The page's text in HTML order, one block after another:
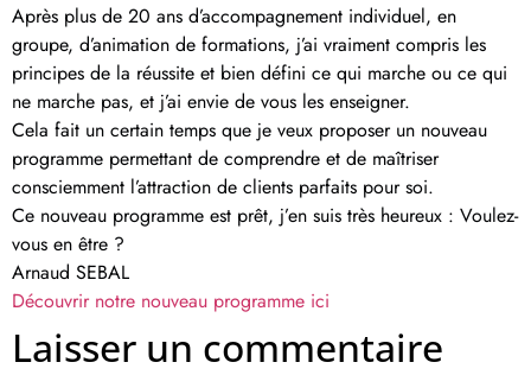
Après plus de 20 ans d’accompagnement individuel, en
groupe, d’animation de formations, j’ai vraiment compris les
principes de la réussite et bien défini ce qui marche ou ce qui
ne marche pas, et j’ai envie de vous les enseigner.
Cela fait un certain temps que je veux proposer un nouveau
programme permettant de comprendre et de maîtriser
consciemment l’attraction de clients parfaits pour soi.
Ce nouveau programme est prêt, j’en suis très heureux : Voulez-
vous en être ?
Arnaud SEBAL
Découvrir notre nouveau programme ici
Laisser un commentaire